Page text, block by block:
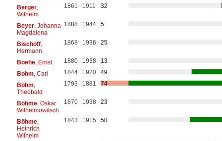
Berger,
Wilhelm
1861 1911 32
Beyer, Johanna
Magdalena
1888 1944 5
Bischoff,
Hermann
1868 1936 25
Boehe, Ernst 1880 1938
13
Bohm , Carl 1844 1920
49
Böhm
Theobald
1793 1881 74
Böhme, Oskar
Wilhelmowitsch
1870 1938 23
Böhme,
Heinrich
Wilhelm
1843 1915 50